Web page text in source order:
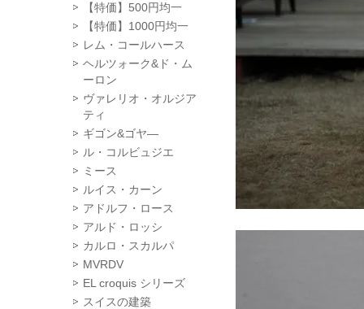
【特価】500円均一
【特価】1000円均一
レム・コールハース
ヘルツォーク&ド・ム
ーロン
ヴァレリオ・オルジア
ティ
ギゴン&ゴヤ―
ル・コルビュジエ
ミース
ルイス・カーン
アドルフ・ロース
アルド・ロッシ
カルロ・スカルパ
MVRDV
EL croquis シリーズ
スイスの建築